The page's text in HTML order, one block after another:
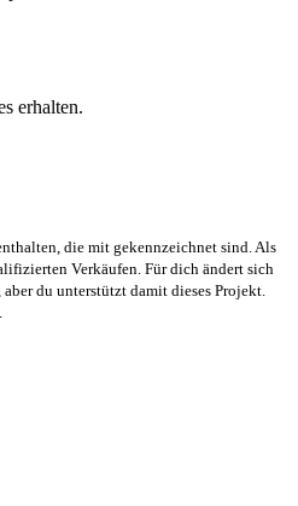
erhalten.
die mitgekennzeichnet sind. Als
Verkäufen. Für dich ändert sich
du unterstützt damit dieses Projekt.